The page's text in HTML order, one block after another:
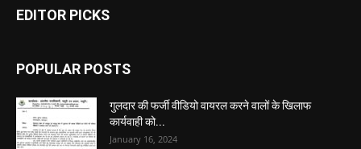
EDITOR PICKS
POPULAR POSTS
गुलदार की फर्जी वीडियो वायरल करने वालों के खिलाफ
कार्यवाही को...
January 16, 2024